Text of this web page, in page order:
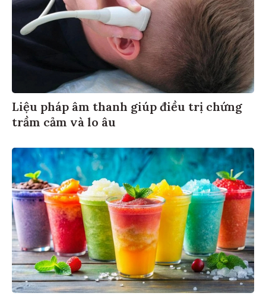
Liệu pháp âm thanh giúp điều trị chứng
trầm cảm và lo âu